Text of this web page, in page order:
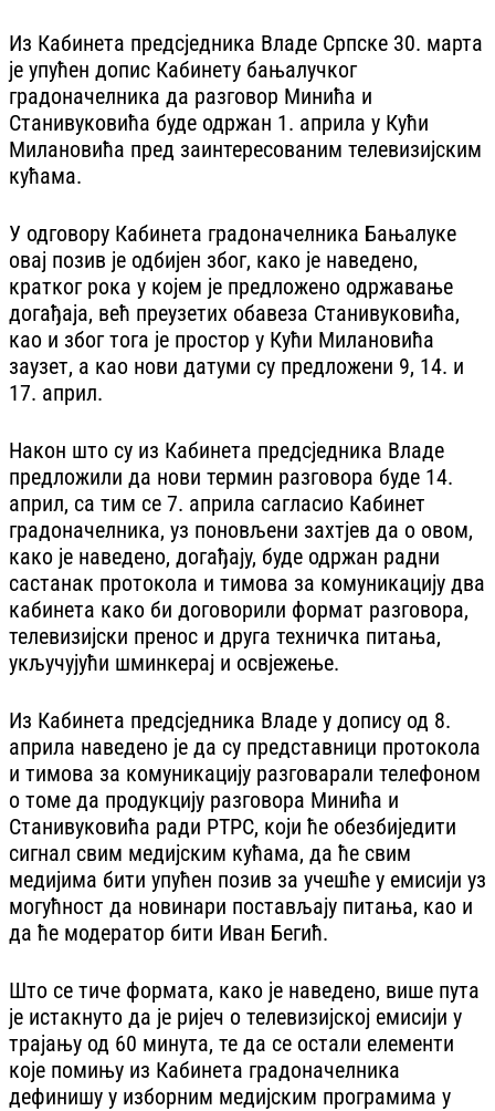
Из Кабинета предсједника Владе Српске 30. марта
је упућен допис Кабинету бањалучког
градоначелника да разговор Минића и
Станивуковића буде одржан 1. априла у Кући
Милановића пред заинтересованим телевизијским
кућама.
У одговору Кабинета градоначелника Бањалуке
овај позив је одбијен због, како је наведено,
кратког рока у којем је предложено одржавање
догађаја, већ преузетих обавеза Станивуковића,
као и због тога је простор у Кући Милановића
заузет, а као нови датуми су предложени 9, 14. и
17. април.
Након што су из Кабинета предсједника Владе
предложили да нови термин разговора буде 14.
април, са тим се 7. априла сагласио Кабинет
градоначелника, уз поновљени захтјев да о овом,
како је наведено, догађају, буде одржан радни
састанак протокола и тимова за комуникацију два
кабинета како би договорили формат разговора,
телевизијски пренос и друга техничка питања,
укључујући шминкерај и освјежење.
Из Кабинета предсједника Владе у допису од 8.
априла наведено је да су представници протокола
и тимова за комуникацију разговарали телефоном
о томе да продукцију разговора Минића и
Станивуковића ради РТРС, који ће обезбиједити
сигнал свим медијским кућама, да ће свим
медијима бити упућен позив за учешће у емисији уз
могућност да новинари постављају питања, као и
да ће модератор бити Иван Бегић.
Што се тиче формата, како је наведено, више пута
је истакнуто да је ријеч о телевизијској емисији у
трајању од 60 минута, те да се остали елементи
које помињу из Кабинета градоначелника
дефинишу у изборним медијским програмима у